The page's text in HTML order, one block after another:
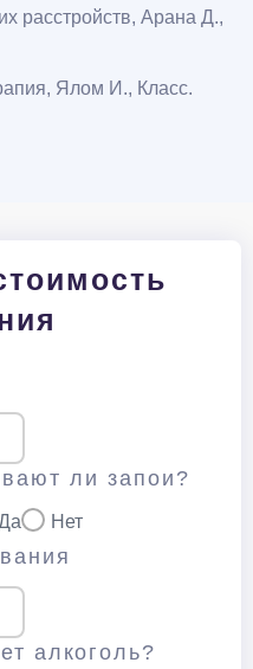
расстройств, Арана Д.,
Ялом И., Класс.
ли запои?
Нет
алкоголь?